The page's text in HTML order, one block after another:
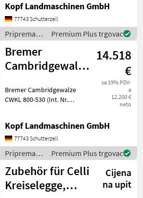
Ringe 8, 3m Arbeitsbreite 2,
5m Transportbreite
hydraulische Klap
Kopf Landmaschinen GmbH
77743 Schutterzell
Priprema/
obrada tla
(plugovi,
kultivatori,
tanjurače i
Kverneland
Premium Plus trgovac
Bremer
Cambridgewalze
Ringe Ø530
14.518
€
sa 19% PDV-
a
12.200 €
neto
Bremer Cambridgewalze
CWKL 800-530 (Int. Nr.
530 8, 20m Ringe Ø530 25
km/h Zulassung Gewicht
Maximal 5.900kg Achse und
Zugmaul je 2, 99
Kopf Landmaschinen GmbH
77743 Schutterzell
Priprema/
obrada tla
(plugovi,
kultivatori,
tanjurače i
Premium Plus trgovac
Zubehör für Celli
Kreiselegge,
Cijena
na upit